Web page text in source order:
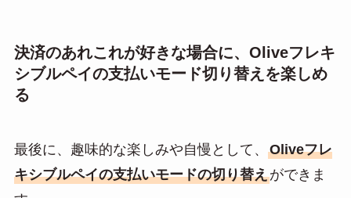
決済のあれこれが好きな場合に、Oliveフレキ
シブルペイの支払いモード切り替えを楽しめ
る
最後に、趣味的な楽しみや自慢として、 Oliveフレ
キシブルペイの支払いモードの切り替えができま